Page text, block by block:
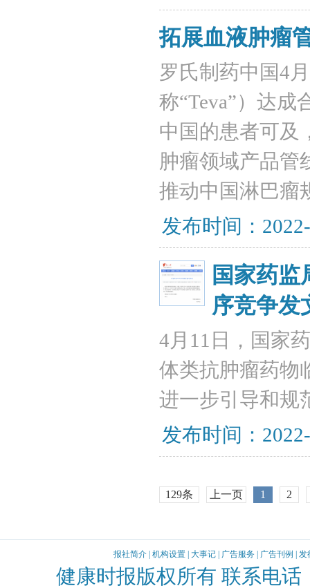
拓展血液肿瘤
罗氏制药中国4
称“Teva”）达
中国的患者可及
肿瘤领域产品管
推动中国淋巴瘤
发布时间：
国家药
序竞争发
4月11日，国家
体类抗肿瘤药物
进一步引导和规
发布时间：
129条 上一页 1 2
报社简介 机构设置 大事记 广告服务 广告刊例 发
健康时报版权所有 联系电话